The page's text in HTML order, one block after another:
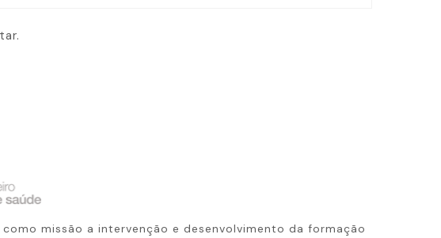
missão a intervenção e desenvolvimento da formação